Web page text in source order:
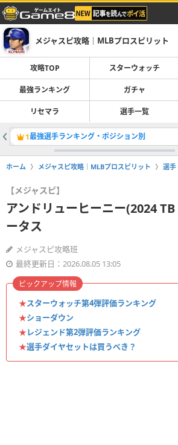
メジャスピ攻略｜MLBプロスピリット
攻略TOP スターウォッチ
最強ランキング ガチャ
リセマラ 選手一覧
1最強選手ランキング・ポジション別
ホーム メジャスピ攻略｜MLBプロスピリット 選手
【メジャスピ】
アンドリューヒーニー(2024
ータス
メジャスピ攻略班
最終更新日：2026.08.05 13:05
★スターウォッチ第4弾評価ランキング
★ショーダウン
★レジェンド第2弾評価ランキング
★選手ダイヤセットは買うべき？
ピックアップ情報